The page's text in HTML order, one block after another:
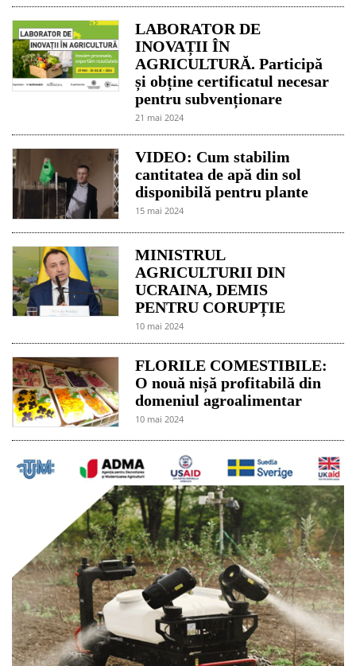
LABORATOR DE
INOVAȚII ÎN
AGRICULTURĂ. Participă
și obține certificatul necesar
pentru subvenționare
21 mai 2024
VIDEO: Cum stabilim
cantitatea de apă din sol
disponibilă pentru plante
15 mai 2024
MINISTRUL
AGRICULTURII DIN
UCRAINA, DEMIS
PENTRU CORUPȚIE
10 mai 2024
FLORILE COMESTIBILE:
O nouă nișă profitabilă din
domeniul agroalimentar
10 mai 2024